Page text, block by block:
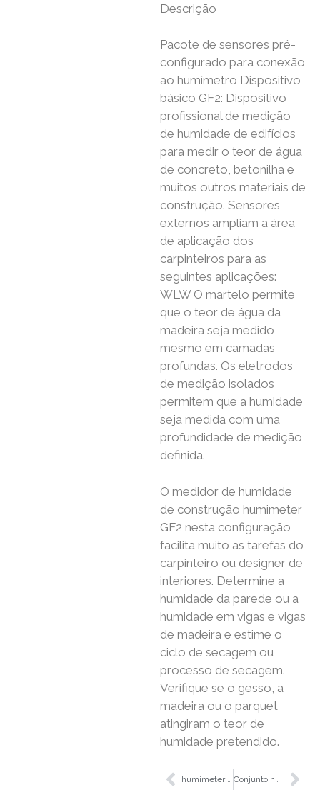
Descrição
Pacote de sensores pré-
configurado para conexão
ao humímetro Dispositivo
básico GF2: Dispositivo
profissional de medição
de humidade de edifícios
para medir o teor de água
de concreto, betonilha e
muitos outros materiais de
construção. Sensores
externos ampliam a área
de aplicação dos
carpinteiros para as
seguintes aplicações:
WLW O martelo permite
que o teor de água da
madeira seja medido
mesmo em camadas
profundas. Os eletrodos
de medição isolados
permitem que a humidade
seja medida com uma
profundidade de medição
definida.
O medidor de humidade
de construção humimeter
GF2 nesta configuração
facilita muito as tarefas do
carpinteiro ou designer de
interiores. Determine a
humidade da parede ou a
humidade em vigas e vigas
de madeira e estime o
ciclo de secagem ou
processo de secagem.
Verifique se o gesso, a
madeira ou o parquet
atingiram o teor de
humidade pretendido.
humimeter GE1 Conjunto humimeter GF2 para carpinteiros